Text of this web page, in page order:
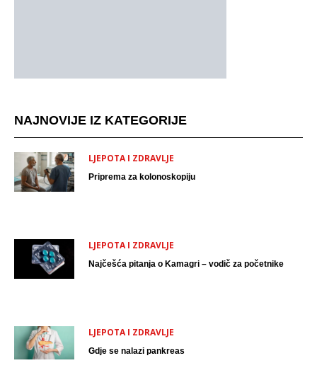
NAJNOVIJE IZ KATEGORIJE
LJEPOTA I ZDRAVLJE
Priprema za kolonoskopiju
LJEPOTA I ZDRAVLJE
Najčešća pitanja o Kamagri – vodič za početnike
LJEPOTA I ZDRAVLJE
Gdje se nalazi pankreas